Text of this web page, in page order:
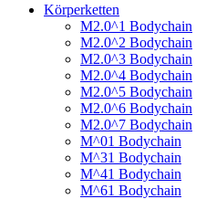
Körperketten
M2.0^1 Bodychain
M2.0^2 Bodychain
M2.0^3 Bodychain
M2.0^4 Bodychain
M2.0^5 Bodychain
M2.0^6 Bodychain
M2.0^7 Bodychain
M^01 Bodychain
M^31 Bodychain
M^41 Bodychain
M^61 Bodychain